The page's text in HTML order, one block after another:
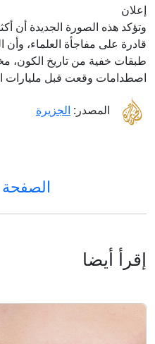
إعلان
وتؤكد هذه الصورة الجديدة أن
قادرة على مفاجأة العلماء،
طبقات خفية من تاريخ الكون،
اصطدامات وقعت قبل مليارات
المصدر: الجزيرة
الصفحة
إقرأ أيضا